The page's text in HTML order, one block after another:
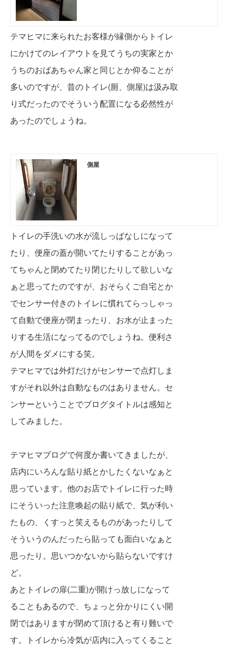
テマヒマに来られたお客様が縁側からトイレ
にかけてのレイアウトを見てうちの実家とか
うちのおばあちゃん家と同じとか仰ることが
多いのですが、昔のトイレ(厠、側屋)は汲み取
り式だったのでそういう配置になる必然性が
あったのでしょうね。
側屋
トイレの手洗いの水が流しっぱなしになって
たり、便座の蓋が開いてたりすることがあっ
てちゃんと閉めてたり閉じたりして欲しいな
ぁと思ってたのですが、おそらくご自宅とか
でセンサー付きのトイレに慣れてらっしゃっ
て自動で便座が閉まったり、お水が止まった
りする生活になってるのでしょうね。便利さ
が人間をダメにする笑。
テマヒマでは外灯だけがセンサーで点灯しま
すがそれ以外は自動なものはありません。セ
ンサーということでブログタイトルは感知と
してみました。
テマヒマブログで何度か書いてきましたが、
店内にいろんな貼り紙とかしたくないなぁと
思っています。他のお店でトイレに行った時
にそういった注意喚起の貼り紙で、気が利い
たもの、くすっと笑えるものがあったりして
そういうのんだったら貼っても面白いなぁと
思ったり。思いつかないから貼らないですけ
ど。
あとトイレの扉(二重)が開けっ放しになって
ることもあるので、ちょっと分かりにくい開
閉ではありますが閉めて頂けると有り難いで
す。トイレから冷気が店内に入ってくること